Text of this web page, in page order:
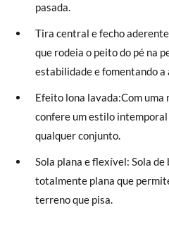
pasada.
Tira central e fecho
que rodeia o peito do pé na
estabilidade e fomentando a
Efeito lona lavada:Com uma
confere um estilo
qualquer conjunto.
Sola plana e flexível: Sola
totalmente plana que
terreno que pisa.